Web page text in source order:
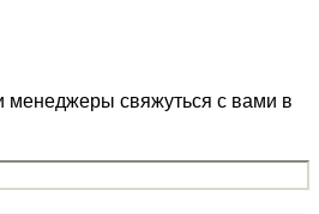
менеджеры свяжуться с вами в